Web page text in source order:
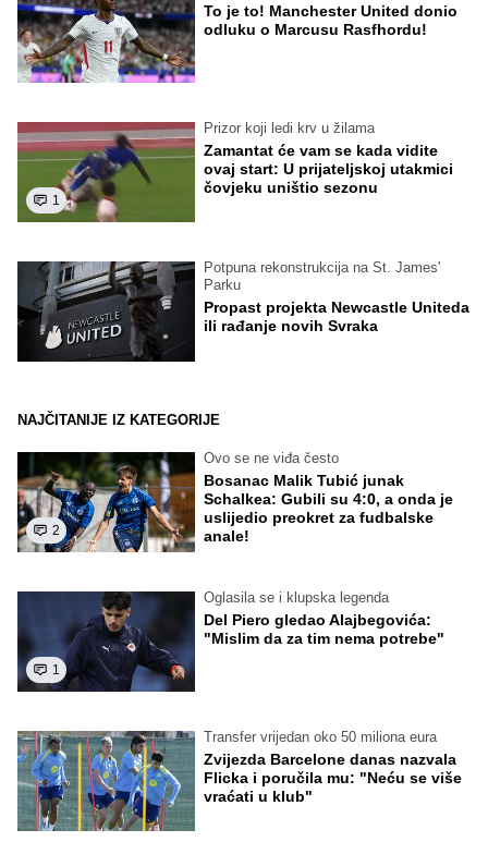
To je to! Manchester United donio
odluku o Marcusu Rasfhordu!
1
Prizor koji ledi krv u žilama
Zamantat će vam se kada vidite
ovaj start: U prijateljskoj utakmici
čovjeku uništio sezonu
Potpuna rekonstrukcija na St. James'
Parku
Propast projekta Newcastle Uniteda
ili rađanje novih Svraka
NAJČITANIJE IZ KATEGORIJE
2
Ovo se ne viđa često
Bosanac Malik Tubić junak
Schalkea: Gubili su 4:0, a onda je
uslijedio preokret za fudbalske
anale!
1
Oglasila se i klupska legenda
Del Piero gledao Alajbegovića:
"Mislim da za tim nema potrebe"
Transfer vrijedan oko 50 miliona eura
Zvijezda Barcelone danas nazvala
Flicka i poručila mu: "Neću se više
vraćati u klub"